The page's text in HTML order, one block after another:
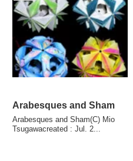
Arabesques and Sham
Arabesques and Sham(C) Mio
Tsugawacreated : Jul. 2...